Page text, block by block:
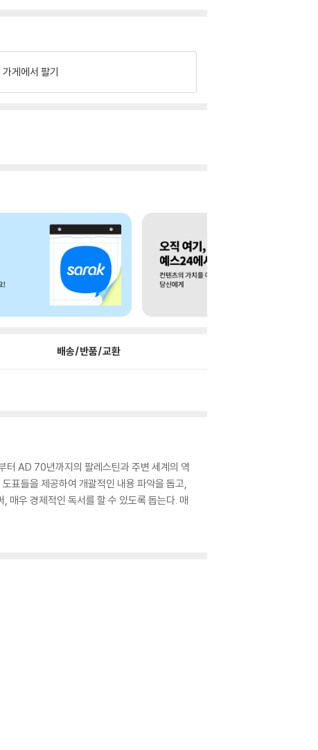
가게에서 팔기
배송/반품/교환
터 AD 70년까지의 팔레스틴과 주변 세계의 역
표들을 제공하여 개괄적인 내용 파악을 돕고,
매우 경제적인 독서를 할 수 있도록 돕는다. 매